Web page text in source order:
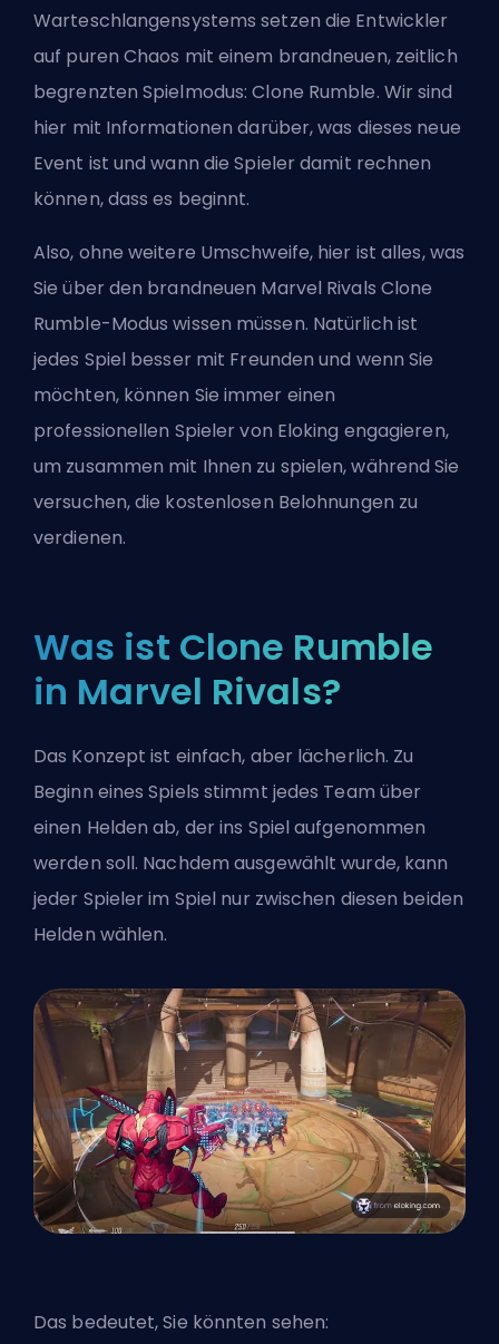
Warteschlangensystems setzen die Entwickler
auf puren Chaos mit einem brandneuen, zeitlich
begrenzten Spielmodus: Clone Rumble. Wir sind
hier mit Informationen darüber, was dieses neue
Event ist und wann die Spieler damit rechnen
können, dass es beginnt.
Also, ohne weitere Umschweife, hier ist alles, was
Sie über den brandneuen Marvel Rivals Clone
Rumble-Modus wissen müssen. Natürlich ist
jedes Spiel besser mit Freunden und wenn Sie
möchten, können Sie immer einen
professionellen Spieler von Eloking engagieren,
um zusammen mit Ihnen zu spielen, während Sie
versuchen, die kostenlosen Belohnungen zu
verdienen.
Was ist Clone Rumble
in Marvel Rivals?
Das Konzept ist einfach, aber lächerlich. Zu
Beginn eines Spiels stimmt jedes Team über
einen Helden ab, der ins Spiel aufgenommen
werden soll. Nachdem ausgewählt wurde, kann
jeder Spieler im Spiel nur zwischen diesen beiden
Helden wählen.
Das bedeutet, Sie könnten sehen: